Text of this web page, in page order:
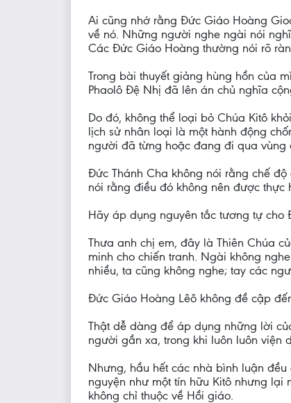
Ai cũng nhớ rằng Đức Giáo Hoàng
về nó. Những người nghe ngài nói
Các Đức Giáo Hoàng thường nói rõ
Trong bài thuyết giảng hùng hồn của
Phaolô Đệ Nhị đã lên án chủ nghĩa
Do đó, không thể loại bỏ Chúa Kitô
lịch sử nhân loại là một hành động
người đã từng hoặc đang đi qua vùng
Đức Thánh Cha không nói rằng chế
nói rằng điều đó không nên được
Hãy áp dụng nguyên tắc tương tự cho
Thưa anh chị em, đây là Thiên Chúa
minh cho chiến tranh. Ngài không
nhiều, ta cũng không nghe; tay các
Đức Giáo Hoàng Lêô không đề cập
Thật dễ dàng để áp dụng những lời
người gần xa, trong khi luôn luôn viện
Nhưng, hầu hết các nhà bình luận
nguyện như một tín hữu Kitô nhưng
không chỉ thuộc về Hồi giáo.